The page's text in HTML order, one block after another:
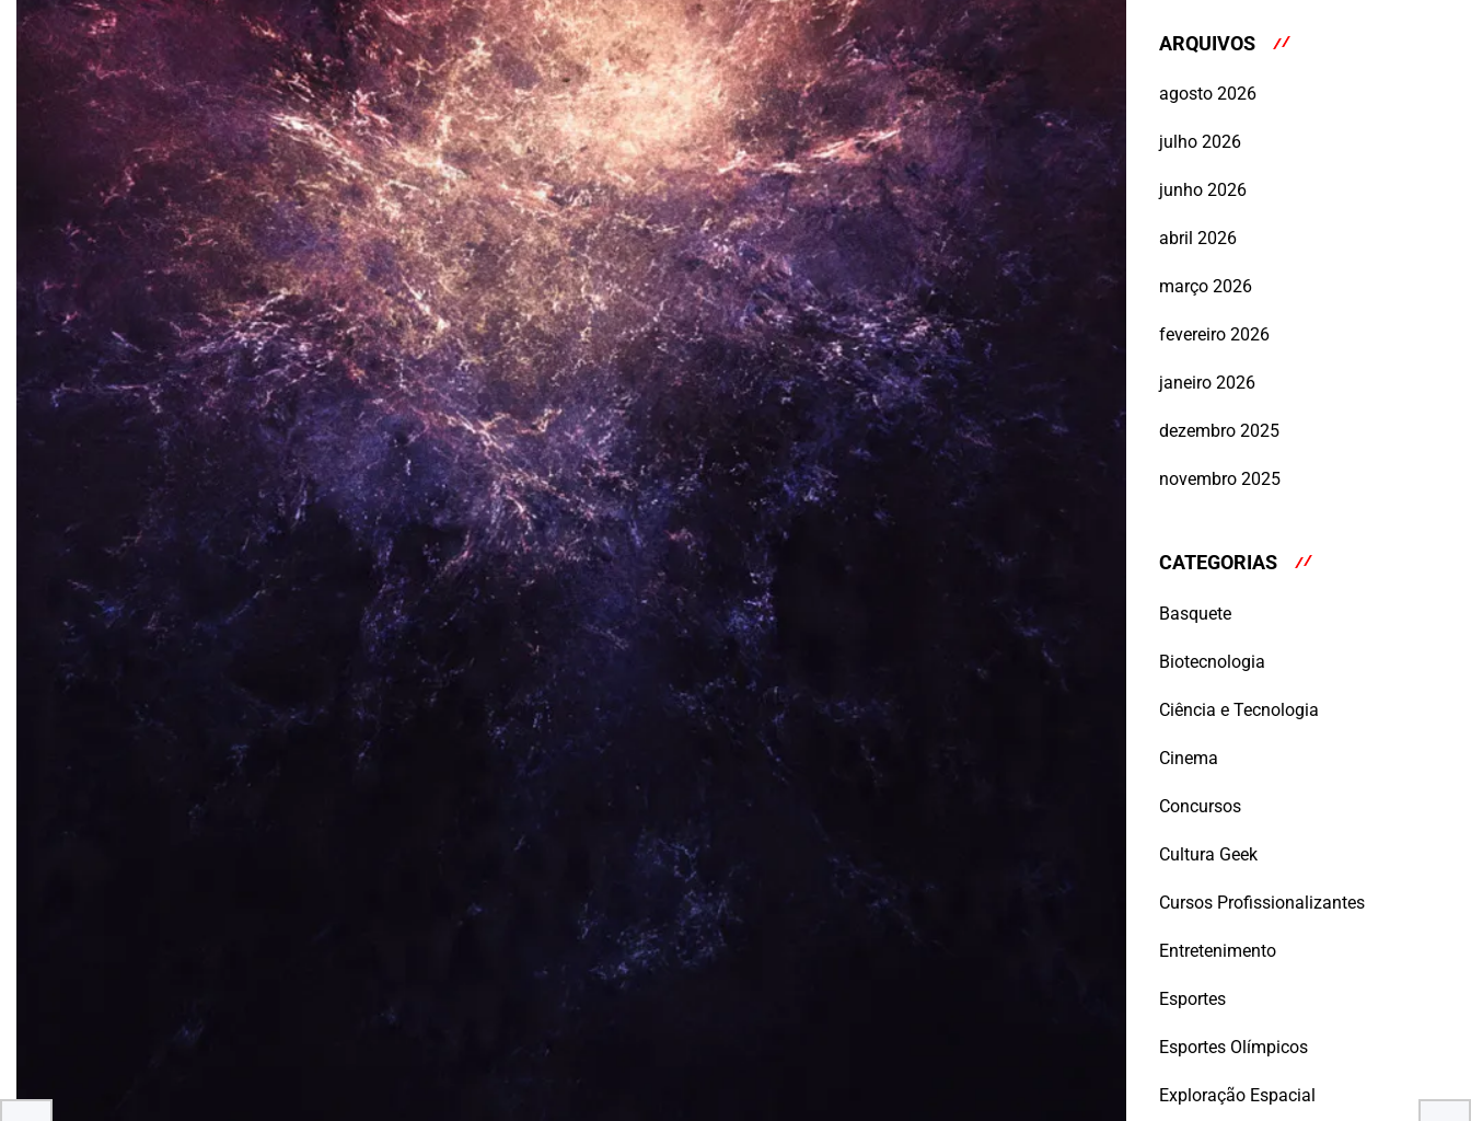
ARQUIVOS
agosto 2026
julho 2026
junho 2026
abril 2026
março 2026
fevereiro 2026
janeiro 2026
dezembro 2025
novembro 2025
CATEGORIAS
Basquete
Biotecnologia
Ciência e Tecnologia
Cinema
Concursos
Cultura Geek
Cursos Profissionalizantes
Entretenimento
Esportes
Esportes Olímpicos
Exploração Espacial